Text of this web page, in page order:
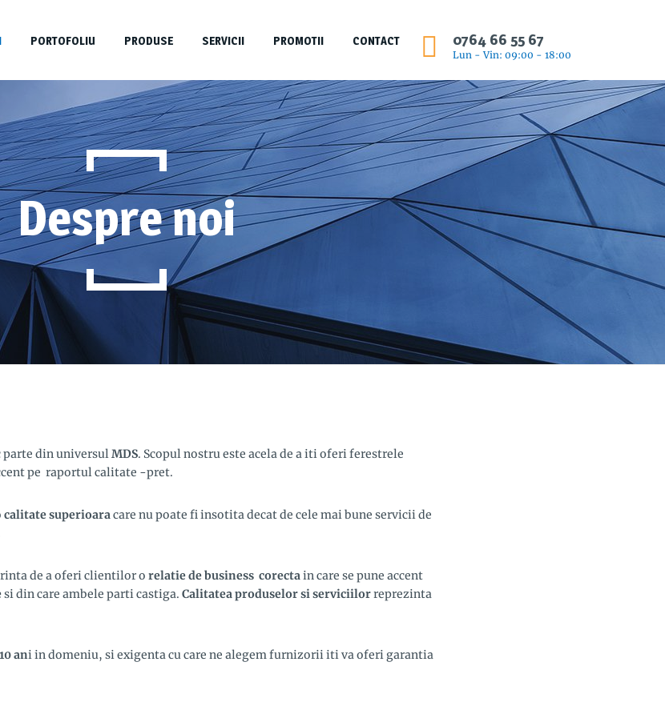
PORTOFOLIU PRODUSE SERVICII PROMOTII CONTACT 0764 66 55 67
Lun - Vin: 09:00 - 18:00
Despre noi
parte din universulMDS. Scopul nostru este acela de a iti oferi ferestrele
pe raportul calitate -pret.
calitate superioaracare nu poate fi insotita decat de cele mai bune servicii de
de a oferi clientilor o relatie de business corectain care se pune accent
si din care ambele parti castiga. Calitatea produselor si serviciilorreprezinta
10 ani in domeniu, si exigenta cu care ne alegem furnizorii iti va oferi garantia